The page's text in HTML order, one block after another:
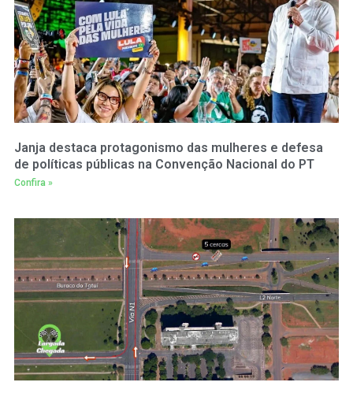
Janja destaca protagonismo das mulheres e defesa
de políticas públicas na Convenção Nacional do PT
Confira »